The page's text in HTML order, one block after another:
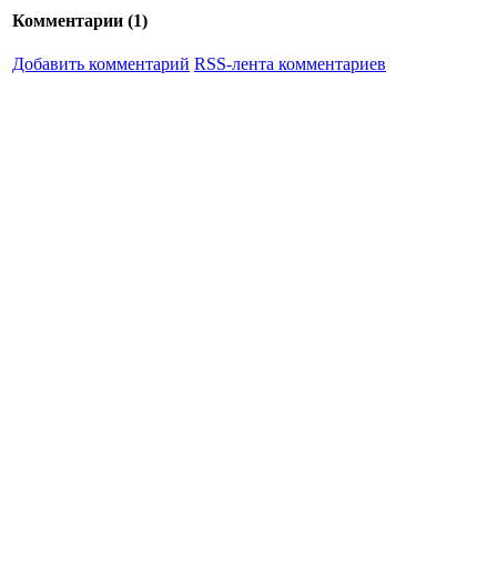
Комментарии (1)
Добавить комментарий RSS-лента комментариев